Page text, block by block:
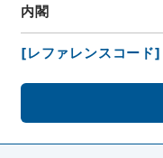
内閣
[レファレンスコード]